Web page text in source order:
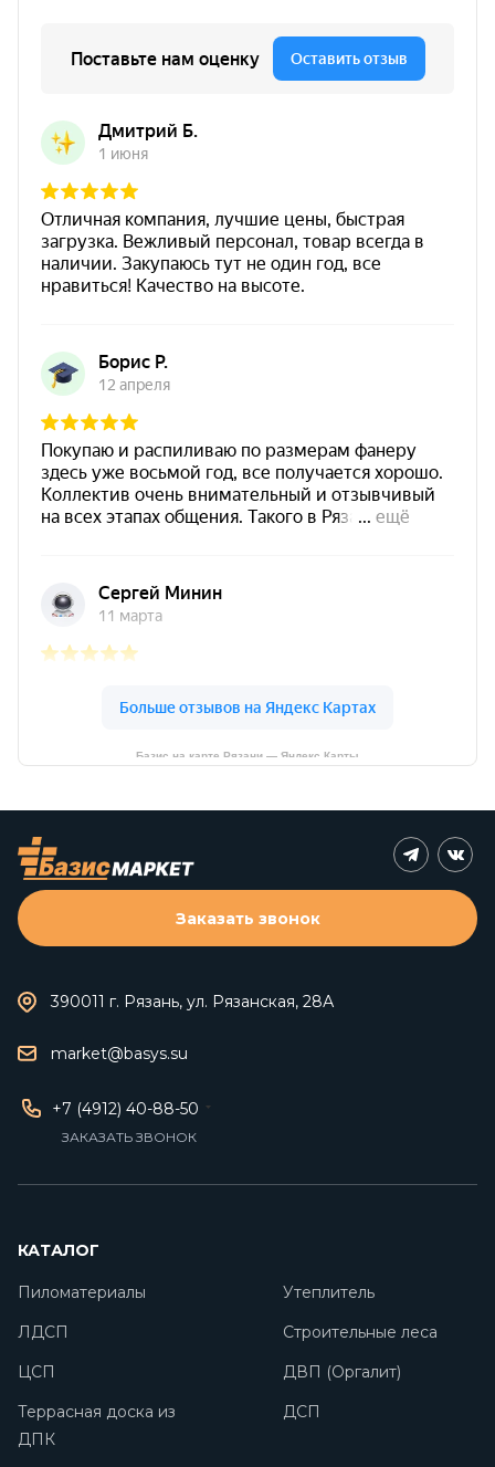
Базис на карте Рязани — Яндекс Карты
390011 г. Рязань, ул. Рязанская, 28А
market@basys.su
+7 (4912) 40-88-50
ЗАКАЗАТЬ ЗВОНОК
Заказать звонок
КАТАЛОГ
Пиломатериалы
Утеплитель
ЛДСП
Строительные леса
ЦСП
ДВП (Оргалит)
Террасная доска из
ДПК
ДСП